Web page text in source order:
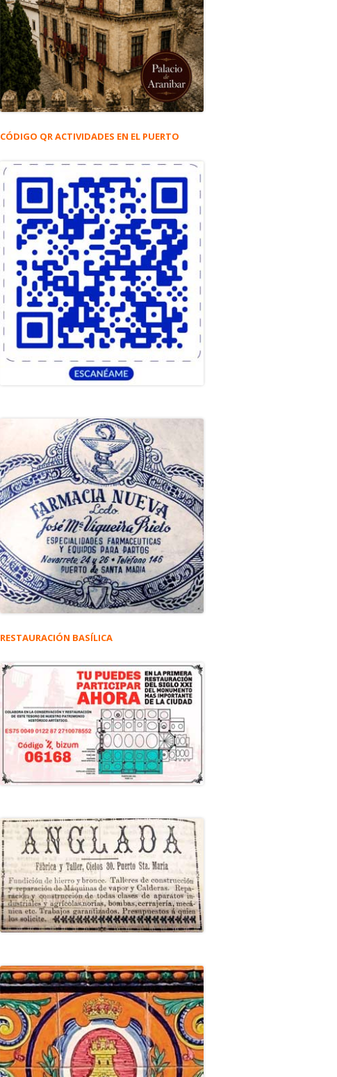
CÓDIGO QR ACTIVIDADES EN EL PUERTO
RESTAURACIÓN BASÍLICA